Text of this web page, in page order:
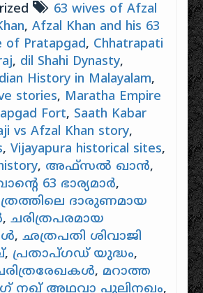
63 wives of Afzal
,Afzal Khan and his 63
of Pratapgad, Chhatrapati
, dil Shahi Dynasty,
History in Malayalam,
stories, Maratha Empire
Fort, Saath Kabar
vs Afzal Khan story,
,Vijayapura historical sites,
, അഫ്സൽ ഖാൻ,
63 ഭാര്യമാർ,
ദാരുണമായ
,ചരിത്രപരമായ
,ഛത്രപതി ശിവാജി
, പ്രതാപ്ഗഡ് യുദ്ധം,
, മറാത്ത
നഖ് അഥവാ പുലിനഖം,